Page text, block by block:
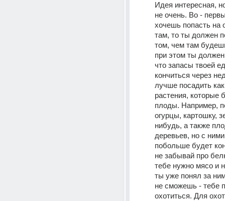
Идея интересная,
не очень. Во -
хочешь попасть на
там, то ты должен
том, чем там
при этом ты
что запасы твоей
кончиться через
лучше посадить
растения, которые
плоды. Например,
огурцы, картошку,
нибудь, а также
деревьев, но с
побольше будет
не забывай про
тебе нужно мясо и
ты уже понял за
не сможешь - тебе
охотиться. Для